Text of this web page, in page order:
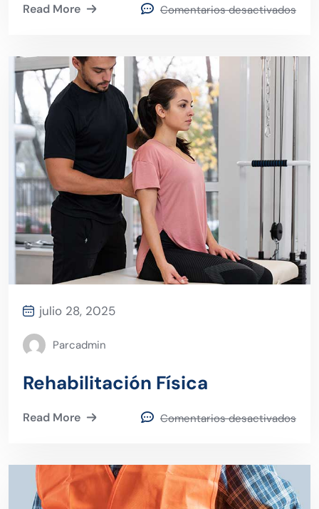
Read More Comentarios desactivados
julio 28, 2025
Parcadmin
Rehabilitación Física
Read More Comentarios desactivados